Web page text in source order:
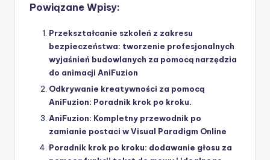
Powiązane Wpisy:
Przekształcanie szkoleń z zakresu
bezpieczeństwa: tworzenie profesjonalnych
wyjaśnień budowlanych za pomocą narzędzia
do animacji AniFuzion
Odkrywanie kreatywności za pomocą
AniFuzion: Poradnik krok po kroku.
AniFuzion: Kompletny przewodnik po
zamianie postaci w Visual Paradigm Online
Poradnik krok po kroku: dodawanie głosu za